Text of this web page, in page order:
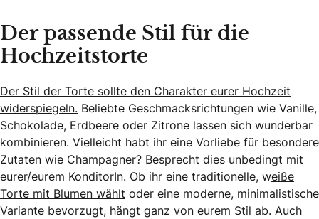
Der passende Stil für die
Hochzeitstorte
Der Stil der Torte sollte den Charakter eurer Hochzeit
widerspiegeln. Beliebte Geschmacksrichtungen wie Vanille,
Schokolade, Erdbeere oder Zitrone lassen sich wunderbar
kombinieren. Vielleicht habt ihr eine Vorliebe für besondere
Zutaten wie Champagner? Besprecht dies unbedingt mit
eurer/eurem KonditorIn. Ob ihr eine traditionelle, weiße
Torte mit Blumen wählt oder eine moderne, minimalistische
Variante bevorzugt, hängt ganz von eurem Stil ab. Auch